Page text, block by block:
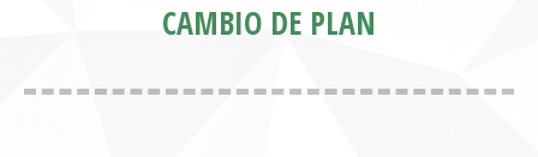
CAMBIO DE PLAN